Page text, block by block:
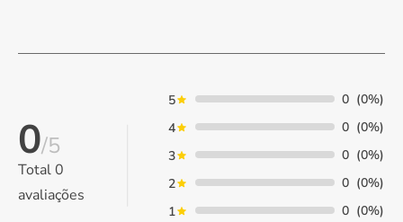
0/5
Total0
avaliações
5 0 (0%)
4
0 (0%)
3
0 (0%)
2
0 (0%)
1
0 (0%)